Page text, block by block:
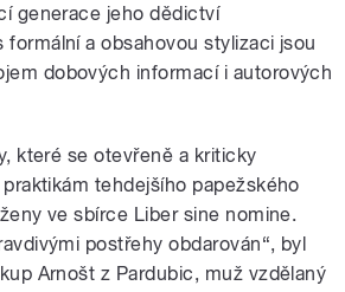
generace jeho dědictví
formální a obsahovou stylizaci jsou
dobových informací i autorových
které se otevřeně a kriticky
tehdejšího papežského
ve sbírce Liber sine nomine.
postřehy obdarován“, byl
Arnošt z Pardubic, muž vzdělaný